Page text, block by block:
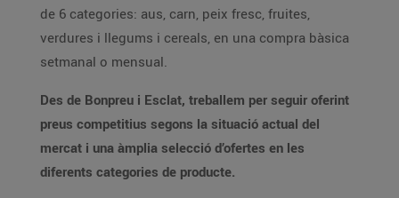
de 6 categories: aus, carn, peix fresc, fruites,
verdures i llegums i cereals, en una compra bàsica
setmanal o mensual.
Des de Bonpreu i Esclat, treballem per seguir oferint
preus competitius segons la situació actual del
mercat i una àmplia selecció d’ofertes en les
diferents categories de producte.